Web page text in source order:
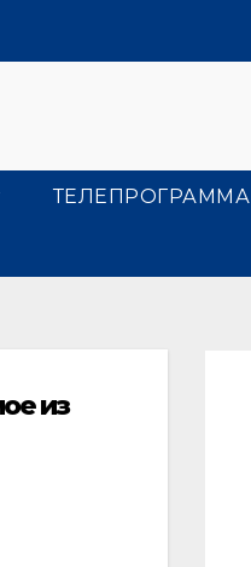
ТЕЛЕПРОГРАММА
из